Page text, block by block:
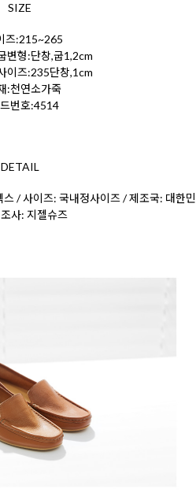
SIZE
즈:215~265
변형:단창,굽1,2cm
이즈:235단창,1cm
:천연소가죽
번호:4514
DETAIL
/ 사이즈: 국내정사이즈 / 제조국: 대한민
사: 지젤슈즈